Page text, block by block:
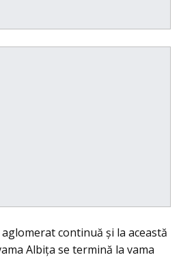
continuă şi la această
Albiţa se termină la vama